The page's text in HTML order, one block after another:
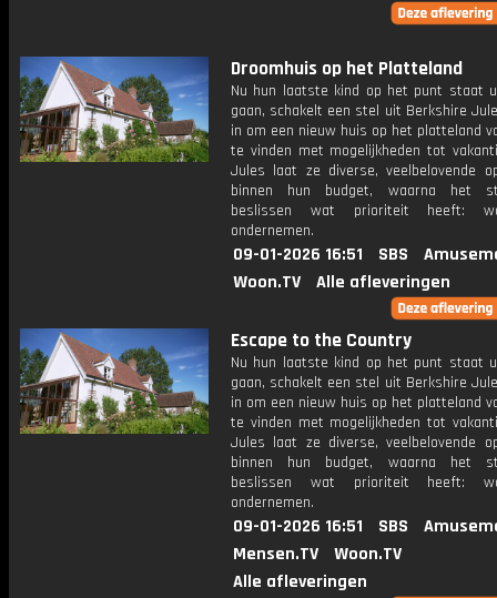
Droomhuis op het Platteland
Nu hun laatste kind op het punt staat
gaan, schakelt een stel uit Berkshire
in om een nieuw huis op het platteland
te vinden met mogelijkheden tot
Jules laat ze diverse, veelbelovende
binnen hun budget, waarna het
beslissen wat prioriteit heeft:
ondernemen.
09-01-2026 16:51 SBS
Woon.TV
Alle afleveringen
Escape to the Country
Nu hun laatste kind op het punt staat
gaan, schakelt een stel uit Berkshire
in om een nieuw huis op het platteland
te vinden met mogelijkheden tot
Jules laat ze diverse, veelbelovende
binnen hun budget, waarna het
beslissen wat prioriteit heeft:
ondernemen.
09-01-2026 16:51 SBS
Mensen.TV
Woon.TV
Alle afleveringen